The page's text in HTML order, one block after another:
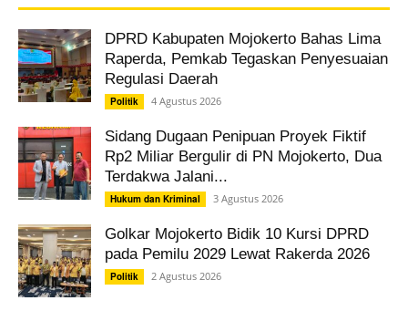
DPRD Kabupaten Mojokerto Bahas Lima
Raperda, Pemkab Tegaskan Penyesuaian
Regulasi Daerah
Politik 4 Agustus 2026
Sidang Dugaan Penipuan Proyek Fiktif
Rp2 Miliar Bergulir di PN Mojokerto, Dua
Terdakwa Jalani...
Hukum dan Kriminal 3 Agustus 2026
Golkar Mojokerto Bidik 10 Kursi DPRD
pada Pemilu 2029 Lewat Rakerda 2026
Politik 2 Agustus 2026